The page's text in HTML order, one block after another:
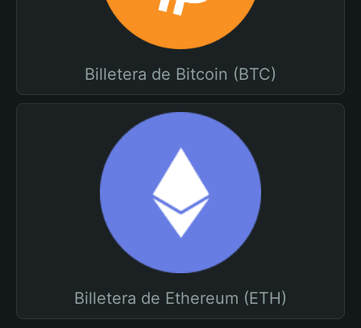
Billetera de Bitcoin (BTC)
Billetera de Ethereum (ETH)